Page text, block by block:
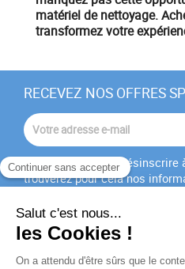
matériel de nettoyage.
transformez votre
RECEVEZ NOS OFFRES
Vous pouvez vous désinscrire
trouverez pour cela nos
J'accepte lesconditions
confidentialité